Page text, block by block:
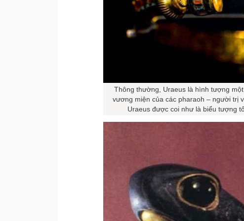
Thông thường, Uraeus là hình tượng
vương miện của các pharaoh – người trị
Uraeus được coi như là biểu tượng